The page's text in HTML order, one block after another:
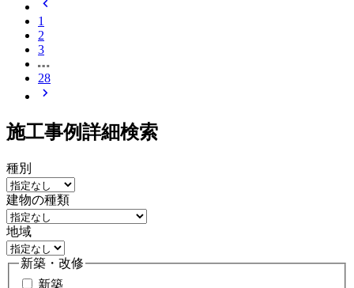
1
2
3
28
chevron_right
施工事例詳細検索
種別
建物の種類
地域
新築・改修
新築